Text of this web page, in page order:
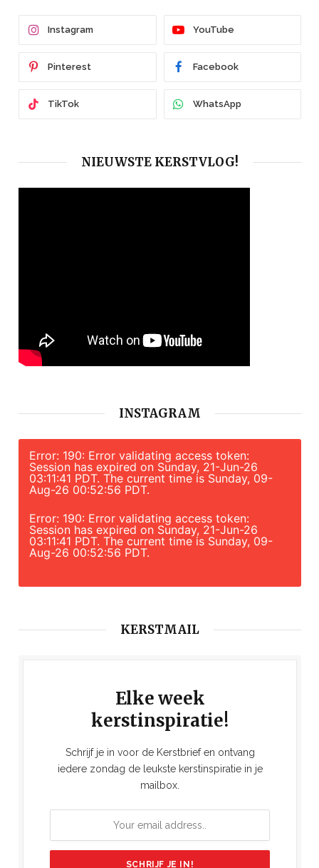
Instagram YouTube
Pinterest Facebook
TikTok WhatsApp
NIEUWSTE KERSTVLOG!
INSTAGRAM
Error: 190: Error validating access token:
Session has expired on Sunday, 21-Jun-26
03:11:41 PDT. The current time is Sunday, 09-
Aug-26 00:52:56 PDT.
Error: 190: Error validating access token:
Session has expired on Sunday, 21-Jun-26
03:11:41 PDT. The current time is Sunday, 09-
Aug-26 00:52:56 PDT.
KERSTMAIL
Elke week
kerstinspiratie!
Schrijf je in voor de Kerstbrief en ontvang
iedere zondag de leukste kerstinspiratie in je
mailbox.